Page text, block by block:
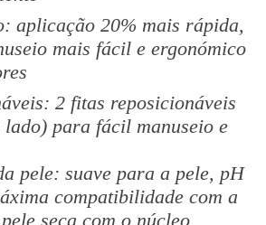
aplicação 20% mais rápida,
mais fácil e ergonómico
2 fitas reposicionáveis
para fácil manuseio e
pele: suave para a pele, pH
compatibilidade com a
seca com o núcleo